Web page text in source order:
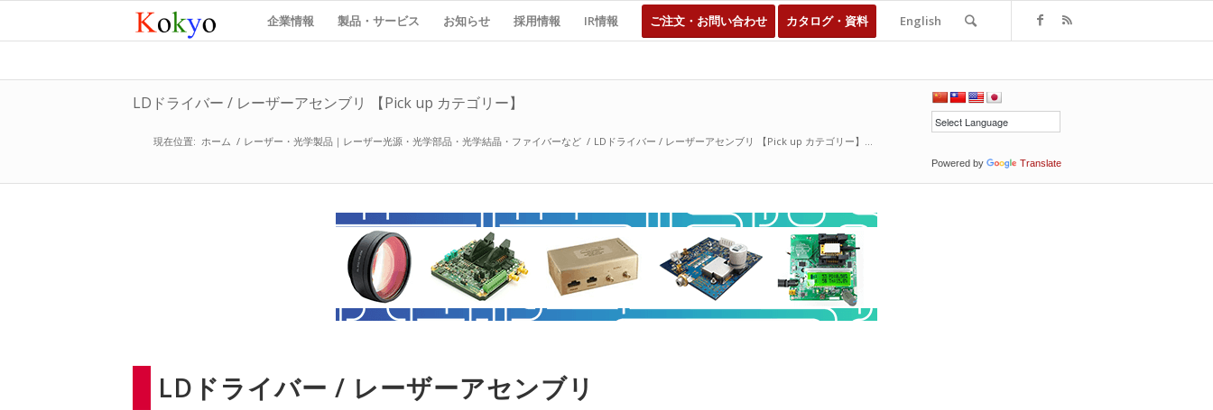
企業情報 製品・サービス お知らせ 採用情報 IR情報 ご注文・お問い合わせ カタログ・資料 English
LDドライバー / レーザーアセンブリ 【Pick up カテゴリー】
Powered by Translate
現在位置: ホーム / レーザー・光学製品｜レーザー光源・光学部品・光学結晶・ファイバーなど / LDドライバー / レーザーアセンブリ 【Pick up カテゴリー】...
LDドライバー / レーザーアセンブリ